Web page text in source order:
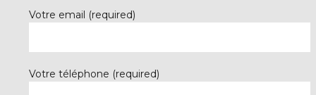
Votre email (required)
Votre téléphone (required)